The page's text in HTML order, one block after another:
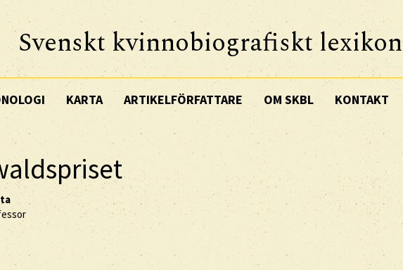
Svenskt kvinnobiografiskt lexikon
KARTA ARTIKELFÖRFATTARE OM SKBL KONTAKT